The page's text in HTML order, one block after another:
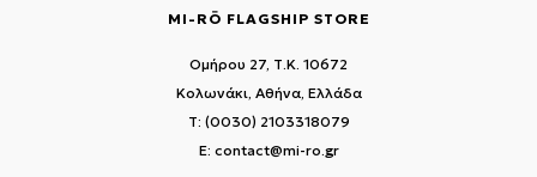
MI-RŌ FLAGSHIP STORE
Ομήρου 27, Τ.Κ. 10672
Κολωνάκι, Αθήνα, Ελλάδα
T: (0030) 2103318079
E: contact@mi-ro.gr